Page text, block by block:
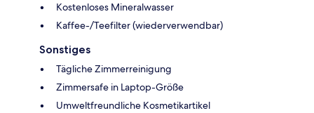
Kostenloses Mineralwasser
Kaffee-/Teefilter (wiederverwendbar)
Sonstiges
Tägliche Zimmerreinigung
Zimmersafe in Laptop-Größe
Umweltfreundliche Kosmetikartikel